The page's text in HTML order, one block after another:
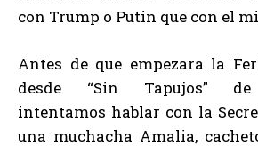
con Trump o Putin que con el
Antes de que empezara la
desde “Sin Tapujos” de
intentamos hablar con la
una muchacha Amalia,